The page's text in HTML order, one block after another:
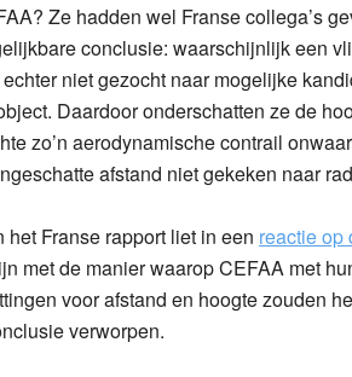
Ze hadden wel Franse collega’s
conclusie: waarschijnlijk een
niet gezocht naar mogelijke
Daardoor onderschatten ze de
zo’n aerodynamische contrail
afstand niet gekeken naar
Franse rapport liet in een reactie op
met de manier waarop CEFAA met
voor afstand en hoogte zouden
verworpen.